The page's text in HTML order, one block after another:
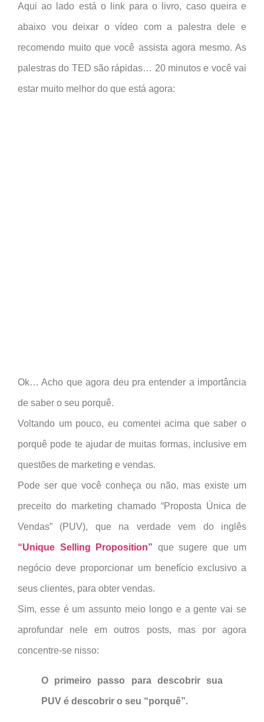
Aqui ao lado está o link para o livro, caso queira e
abaixo vou deixar o vídeo com a palestra dele e
recomendo muito que você assista agora mesmo. As
palestras do TED são rápidas… 20 minutos e você vai
estar muito melhor do que está agora:
Ok… Acho que agora deu pra entender a importância
de saber o seu porquê.
Voltando um pouco, eu comentei acima que saber o
porquê pode te ajudar de muitas formas, inclusive em
questões de marketing e vendas.
Pode ser que você conheça ou não, mas existe um
preceito do marketing chamado “Proposta Única de
Vendas” (PUV), que na verdade vem do inglês
“Unique Selling Proposition” que sugere que um
negócio deve proporcionar um benefício exclusivo a
seus clientes, para obter vendas.
Sim, esse é um assunto meio longo e a gente vai se
aprofundar nele em outros posts, mas por agora
concentre-se nisso:
O primeiro passo para descobrir sua
PUV é descobrir o seu “porquê”.